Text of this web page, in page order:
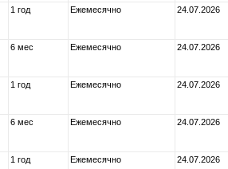
1 год Ежемесячно 24.07.2026
6 мес Ежемесячно 24.07.2026
1 год Ежемесячно 24.07.2026
6 мес Ежемесячно 24.07.2026
1 год Ежемесячно 24.07.2026